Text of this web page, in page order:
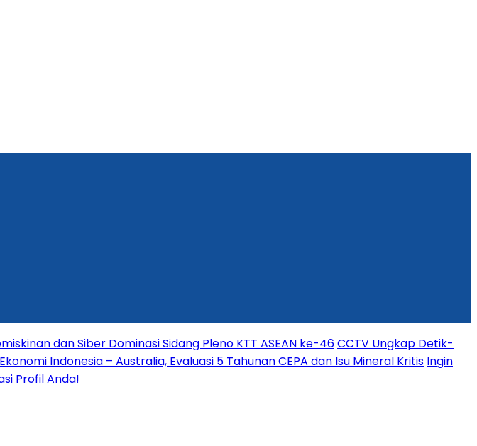
dan Siber Dominasi Sidang Pleno KTT ASEAN ke-46CCTV Ungkap Detik-
Indonesia – Australia, Evaluasi 5 Tahunan CEPA dan Isu Mineral Kritis Ingin
Profil Anda!